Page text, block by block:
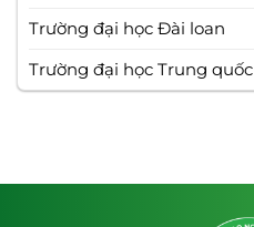
Trường đại học Đài loan
Trường đại học Trung quốc